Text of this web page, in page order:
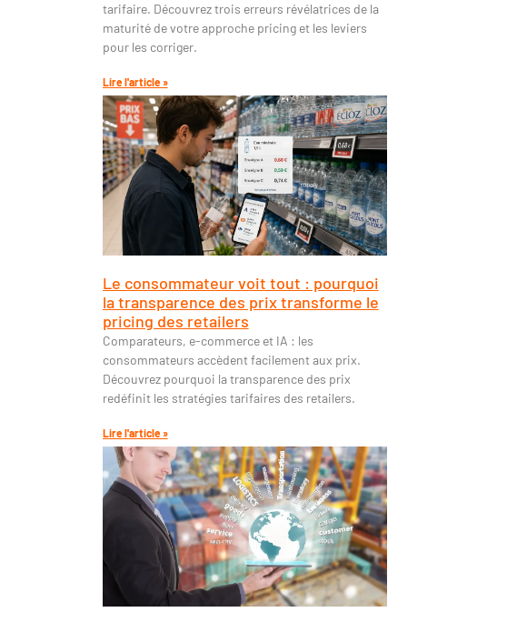
tarifaire. Découvrez trois erreurs révélatrices de la
maturité de votre approche pricing et les leviers
pour les corriger.
Lire l'article »
Le consommateur voit tout : pourquoi
la transparence des prix transforme le
pricing des retailers
Comparateurs, e-commerce et IA : les
consommateurs accèdent facilement aux prix.
Découvrez pourquoi la transparence des prix
redéfinit les stratégies tarifaires des retailers.
Lire l'article »